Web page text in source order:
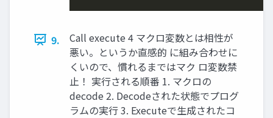
9.
Call execute 4 マクロ変数とは相性が
悪い。というか直感的 に組み合わせに
くいので、慣れるまではマク ロ変数禁
止！ 実行される順番 1. マクロの
decode 2. Decodeされた状態でプログ
ラムの実行 3. Executeで生成されたコ